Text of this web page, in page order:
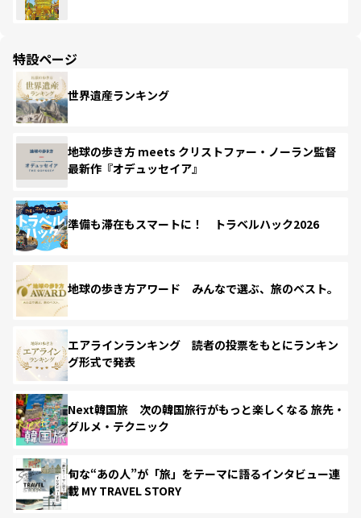
特設ページ
世界遺産ランキング
地球の歩き方 meets クリストファー・ノーラン監督
最新作『オデュッセイア』
準備も滞在もスマートに！ トラベルハック2026
地球の歩き方アワード みんなで選ぶ、旅のベスト。
エアラインランキング 読者の投票をもとにランキン
グ形式で発表
Next韓国旅 次の韓国旅行がもっと楽しくなる 旅先・
グルメ・テクニック
旬な“あの人”が「旅」をテーマに語るインタビュー連
載 MY TRAVEL STORY